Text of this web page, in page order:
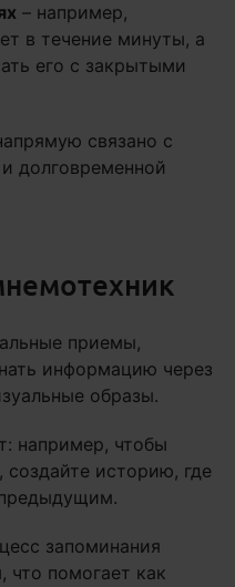
– например,
в течение минуты, а
его с закрытыми
связано с
долговременной
приемы,
информацию через
образы.
например, чтобы
создайте историю, где
запоминания
что помогает как